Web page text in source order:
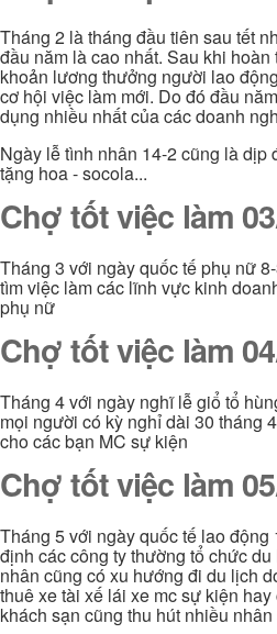
Tháng 2 là tháng đầu tiên sau tết
đầu năm là cao nhất. Sau khi hoàn
khoản lương thưởng người lao
cơ hội việc làm mới. Do đó đầu
dụng nhiều nhất của các doanh
Ngày lễ tình nhân 14-2 cũng là dịp
tặng hoa - socola...
Chợ tốt việc làm
Tháng 3 với ngày quốc tế phụ nữ
tìm việc làm các lĩnh vực kinh
phụ nữ
Chợ tốt việc làm
Tháng 4 với ngày nghĩ lễ giổ tổ
mọi người có kỳ nghỉ dài 30 tháng
cho các bạn MC sự kiện
Chợ tốt việc làm
Tháng 5 với ngày quốc tế lao
định các công ty thường tổ chức
nhân cũng có xu hướng đi du lịch
thuê xe tài xế lái xe mc sự kiện
khách sạn cũng thu hút nhiều